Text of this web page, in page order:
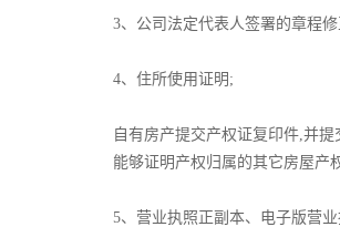
3、公司法定代表人签署的章程
4、住所使用证明;
自有房产提交产权证复印件,并
能够证明产权归属的其它房屋产
5、营业执照正副本、电子版营